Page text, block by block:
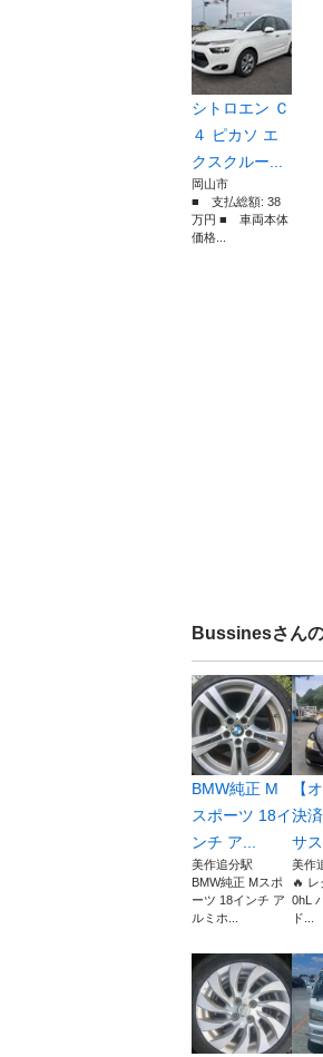
シトロエン Ｃ
４ ピカソ エ
クスクルー...
岡山市
■ 支払総額: 38
万円 ■ 車両本体
価格...
Bussinesさん
BMW純正 M
スポーツ 18イ
ンチ ア...
美作追分駅
BMW純正 Mスポ
ーツ 18インチ ア
ルミホ...
【
決
サス
美作
🔥
0hL
ド...